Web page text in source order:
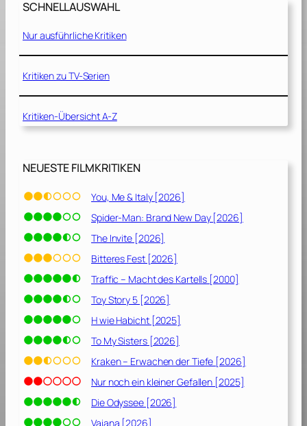
s
a
l
l
–
D
e
e
t
i
n
e
f
a
h
r
[
2
0
1
3
SCHNELLAUSWAHL
Nur ausführliche Kritiken
Kritiken zu TV-Serien
Kritiken-Übersicht A-Z
NEUESTE FILMKRITIKEN
You, Me & Italy [2026]
Spider-Man: Brand New Day [2026]
The Invite [2026]
Bitteres Fest [2026]
Traffic – Macht des Kartells [2000]
Toy Story 5 [2026]
H wie Habicht [2025]
To My Sisters [2026]
Kraken – Erwachen der Tiefe [2026]
Nur noch ein kleiner Gefallen [2025]
Die Odyssee [2026]
Vaiana [2026]